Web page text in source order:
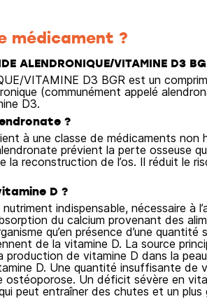
médicament ?
ALENDRONIQUE/VITAMINE D3
VITAMINE D3 BGR est un
(communément appelé
D3.
?
à une classe de médicaments non
prévient la perte osseuse
la reconstruction de l’os. Il réduit le
D ?
indispensable, nécessaire à
du calcium provenant des
qu’en présence d’une
de la vitamine D. La source
de vitamine D dans la
D. Une quantité insuffisante de
ostéoporose. Un déficit sévère en
peut entraîner des chutes et un